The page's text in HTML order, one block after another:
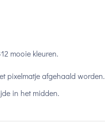
mooie kleuren.
pixelmatje afgehaald worden.
in het midden.